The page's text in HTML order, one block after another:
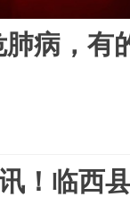
病，有
！临西